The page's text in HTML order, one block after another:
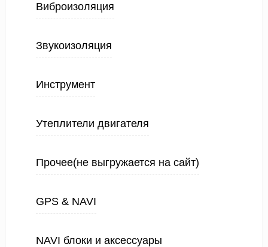
Виброизоляция
Звукоизоляция
Инструмент
Утеплители двигателя
Прочее(не выгружается на сайт)
GPS & NAVI
NAVI блоки и аксессуары